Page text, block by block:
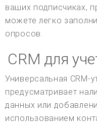
ваших подписчиках,
можете легко
опросов.
CRM для
Универсальная CRM-
предусматривает
данных или
использованием